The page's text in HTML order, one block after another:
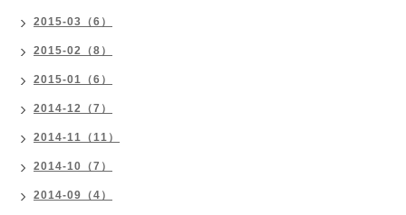
2015-03（6）
2015-02（8）
2015-01（6）
2014-12（7）
2014-11（11）
2014-10（7）
2014-09（4）